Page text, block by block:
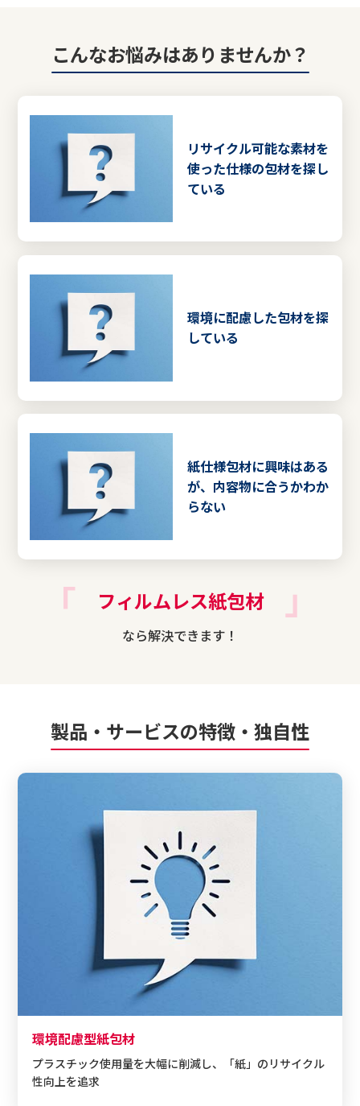
こんなお悩みはありませんか？
リサイクル可能な素材を
使った仕様の包材を探し
ている
環境に配慮した包材を探
している
紙仕様包材に興味はある
が、内容物に合うかわか
らない
フィルムレス紙包材
なら解決できます！
製品‧サービスの特徴‧独⾃性
環境配慮型紙包材
プラスチック使用量を大幅に削減し、「紙」のリサイクル
性向上を追求